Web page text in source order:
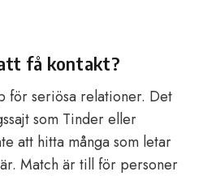
få kontakt?
för seriösa relationer. Det
som Tinder eller
att hitta många som letar
Match är till för personer